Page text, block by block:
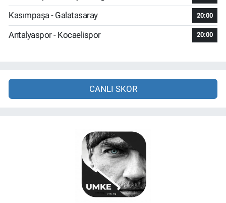
Kasımpaşa - Galatasaray 20:00
Antalyaspor - Kocaelispor 20:00
CANLI SKOR